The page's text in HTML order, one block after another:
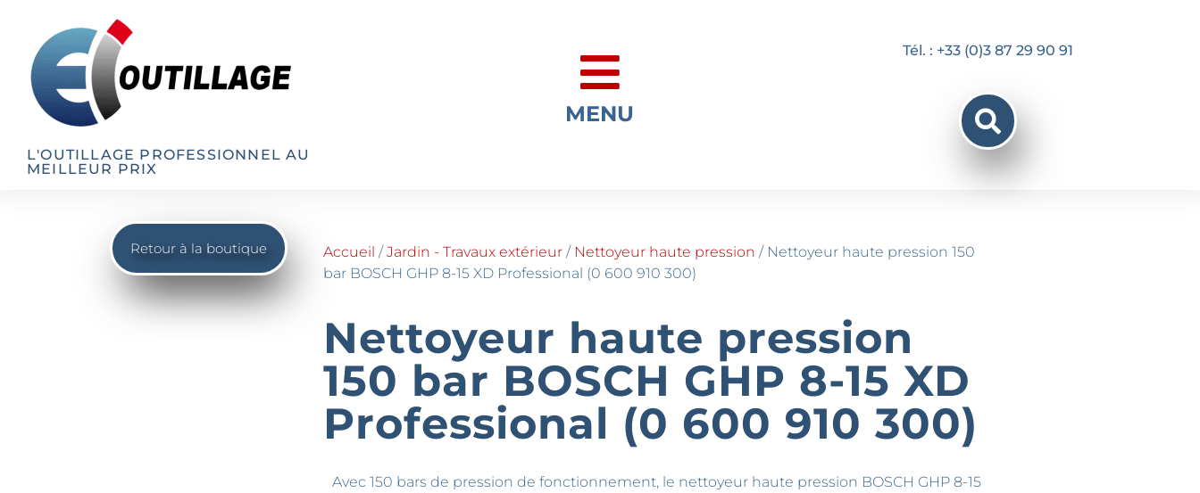
L'OUTILLAGE PROFESSIONNEL AU
MEILLEUR PRIX
MENU
Tél. : +33 (0)3 87 29 90 91
Retour à la boutique Accueil /Jardin - Travaux extérieur / Nettoyeur haute pression / Nettoyeur haute pression 150
bar BOSCH GHP 8-15 XD Professional (0 600 910 300)
Nettoyeur haute pression
150 bar BOSCH GHP 8-15 XD
Professional (0 600 910 300)
Avec 150 bars de pression de fonctionnement, le nettoyeur haute pression BOSCH GHP 8-15